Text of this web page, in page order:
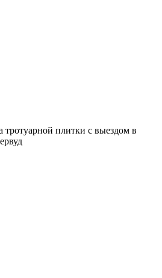
тротуарной плитки с выездом в